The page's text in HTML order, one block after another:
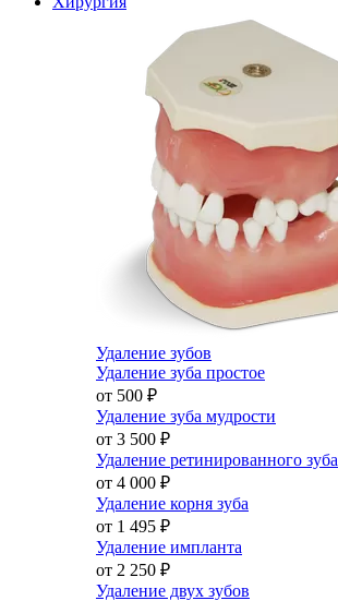
Удаление зубов
Удаление зуба простое
от 500 ₽
Удаление зуба мудрости
от 3 500 ₽
Удаление ретинированного зуба
от 4 000 ₽
Удаление корня зуба
от 1 495 ₽
Удаление импланта
от 2 250 ₽
Удаление двух зубов